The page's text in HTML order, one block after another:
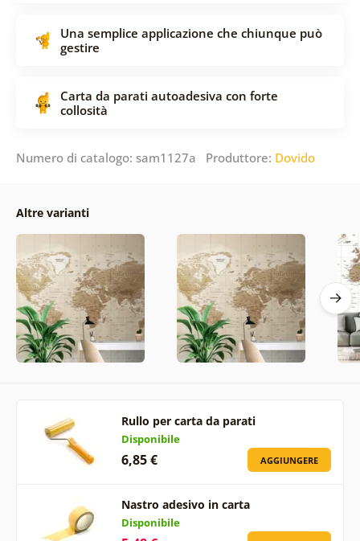
Una semplice applicazione che chiunque può
gestire
Carta da parati autoadesiva con forte
collosità
Numero di catalogo: sam1127a Produttore: Dovido
Altre varianti
Rullo per carta da parati
Disponibile
6,85 € AGGIUNGERE
Nastro adesivo in carta
Disponibile